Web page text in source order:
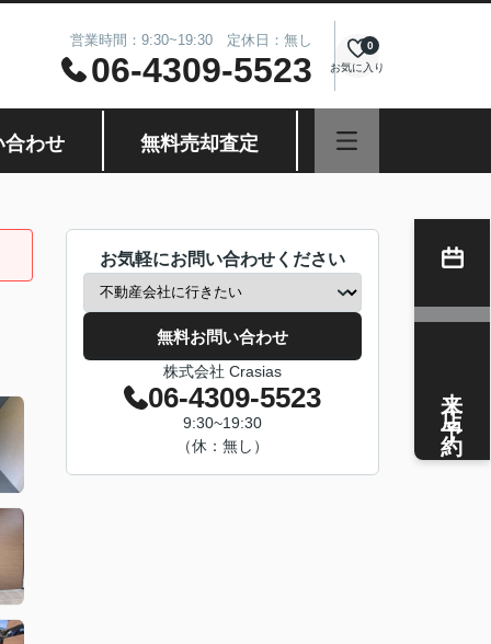
営業時間：9:30~19:30 定休日：無し
06-4309-5523 お気に入り
0
合わせ 無料売却査定
お気軽にお問い合わせください
無料お問い合わせ
株式会社 Crasias
06-4309-5523
9:30~19:30
（休：無し）
来店予約